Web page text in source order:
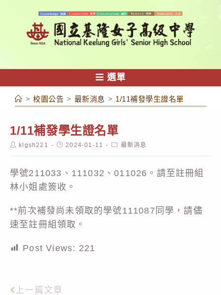
容
選單
> 校園公告 > 最新消息 > 1/11補發學生證名單
1/11補發學生證名單
Postklgsh221
Post2024-01-11
Post最新消息
學號211033、111032、011026。請至註冊組
林小姐處簽收。
**前次補發尚未領取的學號111087同學，請儘
速至註冊組領取。
Post Views: 221
上一篇文章